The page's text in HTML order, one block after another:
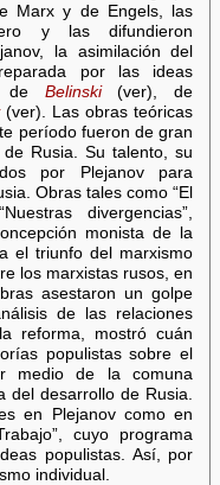
Marx y de Engels, las
y las difundieron
la asimilación del
por las ideas
de Belinski(ver), de
(ver). Las obras teóricas
período fueron de gran
Rusia. Su talento, su
por Plejanov para
Obras tales como “El
divergencias”,
monista de la
el triunfo del marxismo
los marxistas rusos, en
asestaron un golpe
de las relaciones
reforma, mostró cuán
populistas sobre el
medio de la comuna
del desarrollo de Rusia.
en Plejanov como en
cuyo programa
populistas. Así, por
individual.